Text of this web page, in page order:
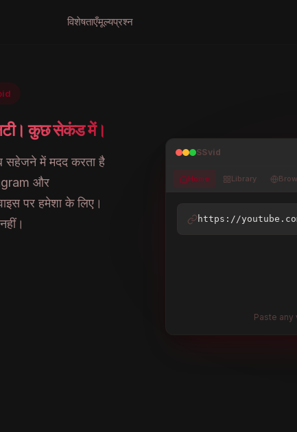
विशेषताएँमूल्यप्रश्न
कुछ सेकंड में।
सहेजने में मदद करता है
और
पर हमेशा के लिए।
SSvid
Home Library
https://
Paste any
4K Travel Vlog
MP4 · 156 MB
Tokyo Streets.mp4